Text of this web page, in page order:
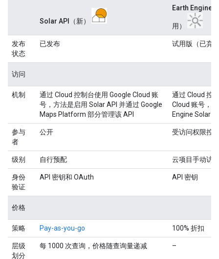
Solar API（新）
Earth Engine
用）
发布
状态
已发布 试用版（已弃
访问
机制
通过 Cloud 控制台使用 Google Cloud 账
号，方法是启用 Solar API 并通过 Google
Maps Platform 部分管理该 API
通过 Cloud 控
Cloud 账号，
Engine Solar
参与
者
公开 受访问权限控
级别 自行预配 云项目手动访
身份
验证
API 密钥和 OAuth API 密钥
价格
策略 Pay-as-you-go 100% 折扣
层级
划分
每 1000 次查询，价格随查询量递减 –